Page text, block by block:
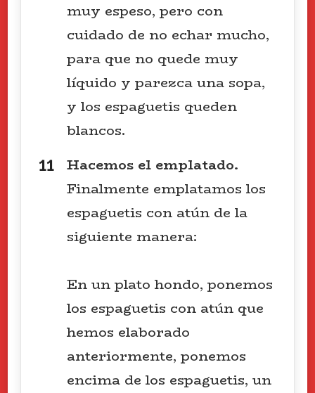
muy espeso, pero con
cuidado de no echar mucho,
para que no quede muy
líquido y parezca una sopa,
y los espaguetis queden
blancos.
Hacemos el emplatado.
Finalmente emplatamos los
espaguetis con atún de la
siguiente manera:
En un plato hondo, ponemos
los espaguetis con atún que
hemos elaborado
anteriormente, ponemos
encima de los espaguetis, un